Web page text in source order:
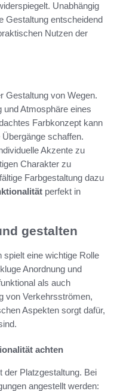
Unabhängig
Gestaltung entscheidend
Nutzen der
Gestaltung von Wegen.
und Atmosphäre eines
Farbkonzept kann
schaffen.
Akzente zu
Charakter zu
Farbgestaltung dazu
perfekt in
gestalten
eine wichtige Rolle
Anordnung und
als auch
von Verkehrsströmen,
Aspekten sorgt dafür,
achten
der Platzgestaltung. Bei
angestellt werden: